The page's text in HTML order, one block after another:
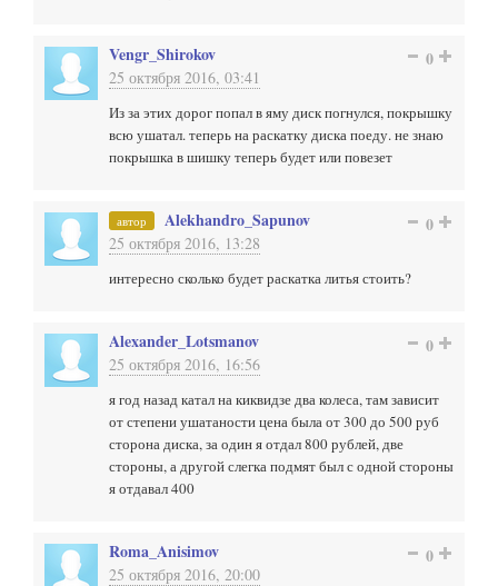
Vengr_Shirokov
25 октября 2016, 03:41
0
Из за этих дорог попал в яму диск погнулся, покрышку
всю ушатал. теперь на раскатку диска поеду. не знаю
покрышка в шишку теперь будет или повезет
автор Alekhandro_Sapunov
25 октября 2016, 13:28
0
интересно сколько будет раскатка литья стоить?
Alexander_Lotsmanov
25 октября 2016, 16:56
0
я год назад катал на киквидзе два колеса, там зависит
от степени ушатаности цена была от 300 до 500 руб
сторона диска, за один я отдал 800 рублей, две
стороны, а другой слегка подмят был с одной стороны
я отдавал 400
Roma_Anisimov
25 октября 2016, 20:00
0